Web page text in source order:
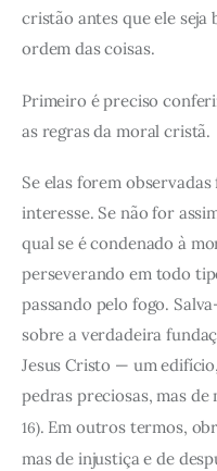
cristão antes que ele
ordem das coisas.
Primeiro é preciso
as regras da moral cristã.
Se elas forem
interesse. Se não for
qual se é condenado à
perseverando em todo
passando pelo fogo.
sobre a verdadeira
Jesus Cristo — um
pedras preciosas, mas de
16). Em outros termos,
mas de injustiça e de